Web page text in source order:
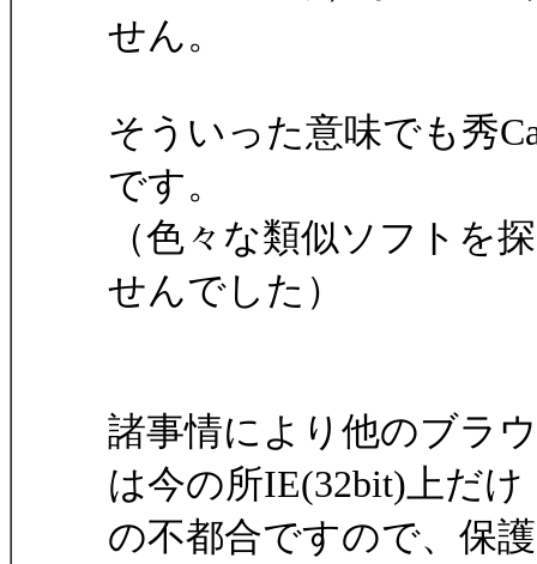
せん。
そういった意味でも秀
です。
（色々な類似ソフトを
せんでした）
諸事情により他のブラ
は今の所IE(32bit)上だけ
の不都合ですので、保